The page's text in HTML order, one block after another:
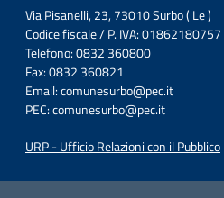
Via Pisanelli, 23, 73010 Surbo ( Le )
Codice fiscale / P. IVA: 01862180757
Telefono: 0832 360800
Fax: 0832 360821
Email:comunesurbo@pec.it
PEC:comunesurbo@pec.it
URP - Ufficio Relazioni con il Pubblico